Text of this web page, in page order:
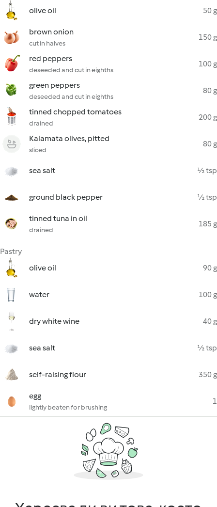
olive oil 50 g
brown onion
cut in halves
150 g
red peppers
deseeded and cut in eighths
100 g
green peppers
deseeded and cut in eighths
80 g
tinned chopped tomatoes
drained
200 g
Kalamata olives, pitted
sliced
80 g
sea salt ½ tsp
ground black pepper ½ tsp
tinned tuna in oil
drained
185 g
Pastry
olive oil
90 g
water 100 g
dry white wine 40 g
sea salt ½ tsp
self-raising flour 350 g
egg
lightly beaten for brushing
1